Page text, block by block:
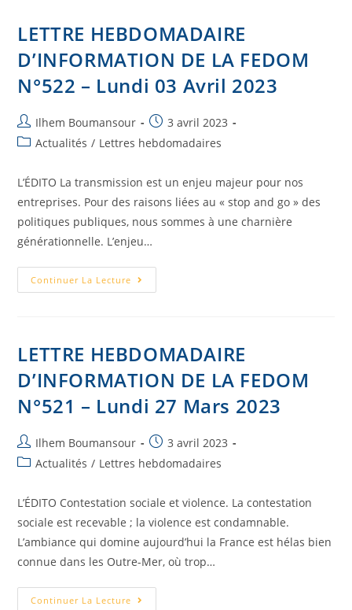
LETTRE HEBDOMADAIRE
D’INFORMATION DE LA FEDOM
N°522 – Lundi 03 Avril 2023
Ilhem Boumansour
3 avril 2023
Actualités / Lettres hebdomadaires
L’ÉDITO La transmission est un enjeu majeur pour nos
entreprises. Pour des raisons liées au « stop and go » des
politiques publiques, nous sommes à une charnière
générationnelle. L’enjeu…
Continuer La Lecture
LETTRE HEBDOMADAIRE
D’INFORMATION DE LA FEDOM
N°521 – Lundi 27 Mars 2023
Ilhem Boumansour
3 avril 2023
Actualités / Lettres hebdomadaires
L’ÉDITO Contestation sociale et violence. La contestation
sociale est recevable ; la violence est condamnable.
L’ambiance qui domine aujourd’hui la France est hélas bien
connue dans les Outre-Mer, où trop…
Continuer La Lecture